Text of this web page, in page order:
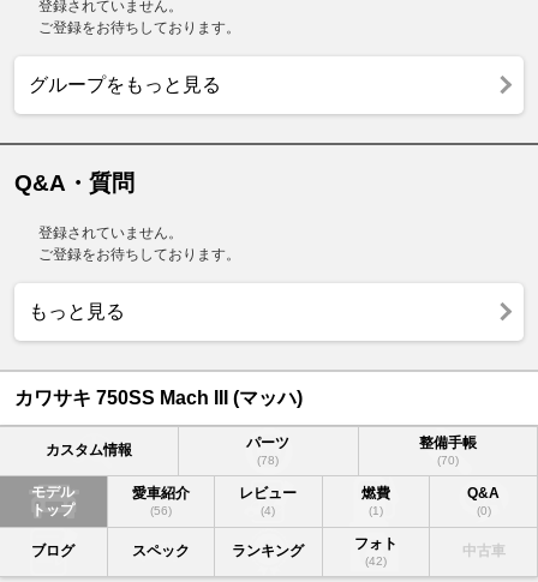
登録されていません。
ご登録をお待ちしております。
グループをもっと見る
Q&A・質問
登録されていません。
ご登録をお待ちしております。
もっと見る
カワサキ 750SS Mach III (マッハ)
カスタム情報 パーツ
(78)
整備手帳
(70)
モデル
トップ
愛車紹介
(56)
レビュー
(4)
燃費
(1)
Q&A
(0)
ブログ スペック ランキング フォト
(42)
中古車